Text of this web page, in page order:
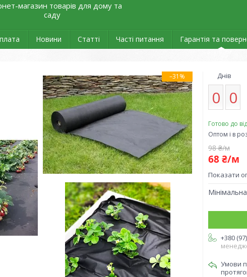
магазин товарів для дому та
саду
Новини Статті Часті питання Гарантія та
–31% Днів
0 0
Готово до
Оптом і в
98 ₴/м
68 ₴/м
Показати
+380